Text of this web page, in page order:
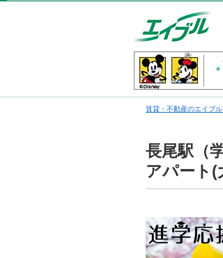
賃貸・不動産のエイブ
長尾駅（
アパート(